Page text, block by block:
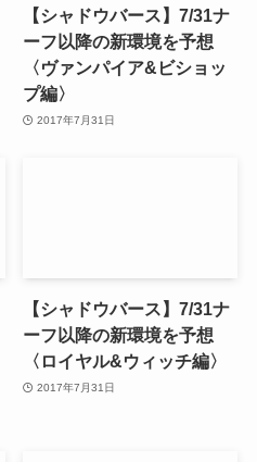
【シャドウバース】7/31ナ
ーフ以降の新環境を予想
〈ヴァンパイア&ビショッ
プ編〉
2017年7月31日
【シャドウバース】7/31ナ
ーフ以降の新環境を予想
〈ロイヤル&ウィッチ編〉
2017年7月31日